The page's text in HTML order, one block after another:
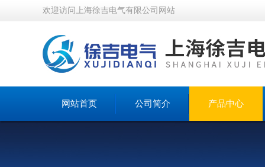
欢迎访问上海徐吉电气有限公司网站
网站首页 公司简介 产品中心